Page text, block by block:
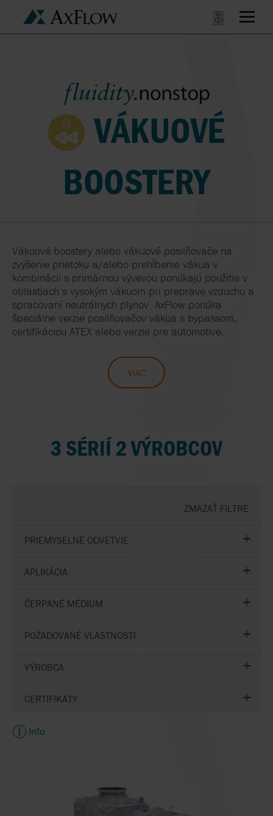
VÁKUOVÉ
BOOSTERY
Vákuové boostery alebo vákuové posilňovače na
zvýšenie prietoku a/alebo prehĺbenie vákua v
kombinácii s primárnou vývevou ponúkajú použitie v
oblastiach s vysokým vákuom pri preprave vzduchu a
spracovaní neutrálnych plynov. AxFlow ponúka
špeciálne verzie posilňovačov vákua s bypassom,
certifikáciou ATEX alebo verzie pre automotive.
VIAC
3 SÉRIÍ 2 VÝROBCOV
ZMAZAŤ FILTRE
PRIEMYSELNÉ ODVETVIE
APLIKÁCIA
ČERPANÉ MÉDIUM
POŽADOVANÉ VLASTNOSTI
VÝROBCA
CERTIFIKÁTY
Info